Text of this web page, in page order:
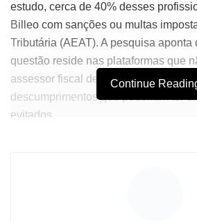
estudo, cerca de 40% desses
Billeo com sanções ou multas
Tributária (AEAT). A pesquisa aponta
questão reside nas plataformas que
assessor fiscal dedicado a seus
descumprimentos que poderiam ter
evitados.
Continue